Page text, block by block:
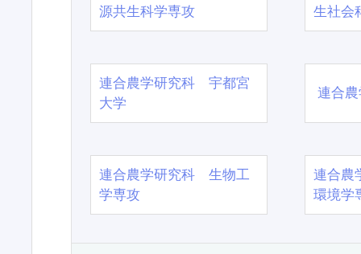
源共生科学専攻
生社会
連合農学研究科 宇都宮
大学
連合
連合農学研究科 生物工
学専攻
連合農
環境学